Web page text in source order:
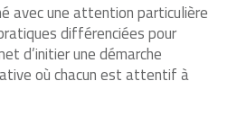
avec une attention particulière
différenciées pour
d’initier une démarche
où chacun est attentif à